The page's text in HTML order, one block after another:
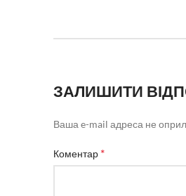
ЗАЛИШИТИ
Ваша e-mail адреса не
Коментар *